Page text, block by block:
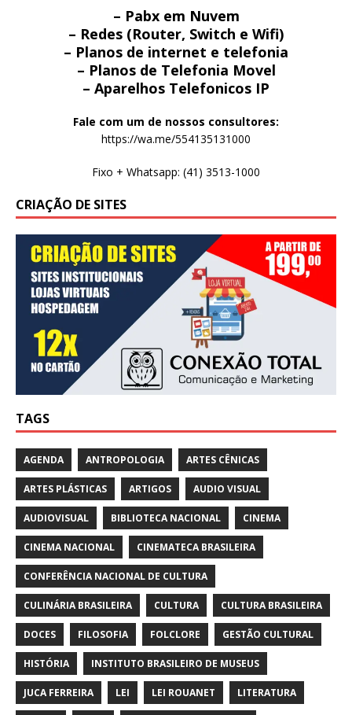
– Pabx em Nuvem
– Redes (Router, Switch e Wifi)
– Planos de internet e telefonia
– Planos de Telefonia Movel
– Aparelhos Telefonicos IP
Fale com um de nossos consultores:
https://wa.me/554135131000
Fixo + Whatsapp: (41) 3513-1000
CRIAÇÃO DE SITES
TAGS
AGENDA ANTROPOLOGIA ARTES CÊNICAS
ARTES PLÁSTICAS ARTIGOS AUDIO VISUAL
AUDIOVISUAL BIBLIOTECA NACIONAL CINEMA
CINEMA NACIONAL CINEMATECA BRASILEIRA
CONFERÊNCIA NACIONAL DE CULTURA
CULINÁRIA BRASILEIRA CULTURA CULTURA BRASILEIRA
DOCES FILOSOFIA FOLCLORE GESTÃO CULTURAL
HISTÓRIA INSTITUTO BRASILEIRO DE MUSEUS
JUCA FERREIRA LEI LEI ROUANET LITERATURA